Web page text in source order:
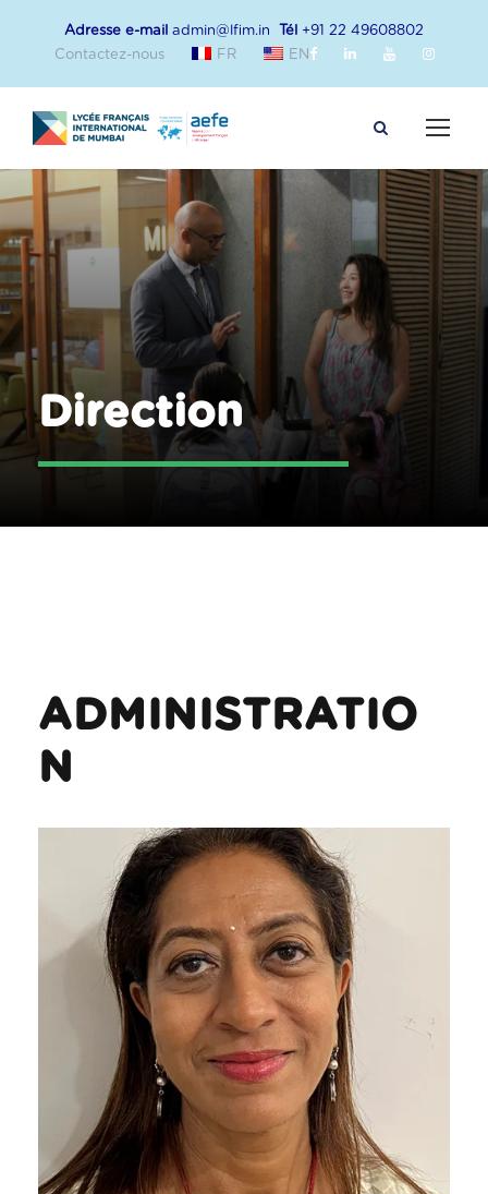
Adresse e-mail admin@lfim.in Tél +91 22 49608802
Contactez-nous
FR EN
Direction
ADMINISTRATIO
N